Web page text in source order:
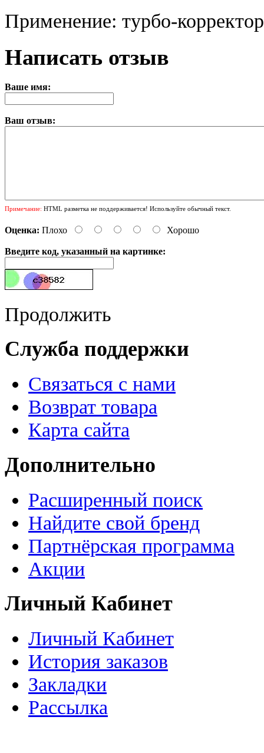
Применение: турбо-
Написать отзыв
Ваше имя:
Ваш отзыв:
Примечание: HTML разметка не поддерживается! Используйте обычный текст.
Оценка: Плохо Хорошо
Введите код, указанный на картинке:
Продолжить
Служба поддержки
Связаться с нами
Возврат товара
Карта сайта
Дополнительно
Расширенный поиск
Найдите свой бренд
Партнёрская программа
Акции
Личный Кабинет
Личный Кабинет
История заказов
Закладки
Рассылка